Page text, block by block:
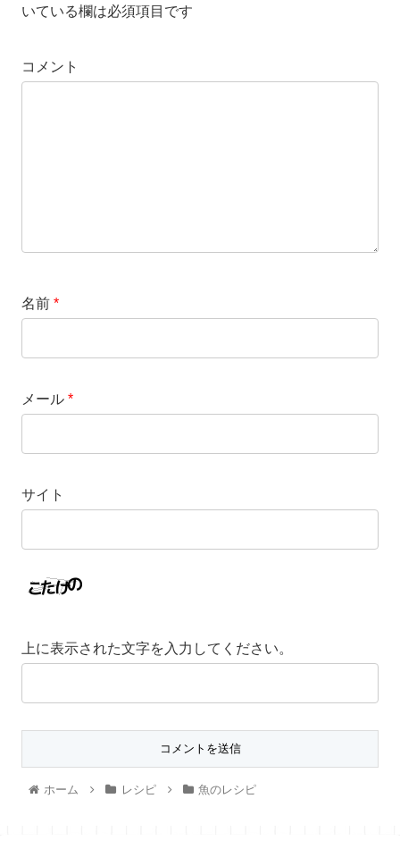
いている欄は必須項目です
コメント
名前 *
メール *
サイト
上に表示された文字を入力してください。
ホーム レシピ 魚のレシピ